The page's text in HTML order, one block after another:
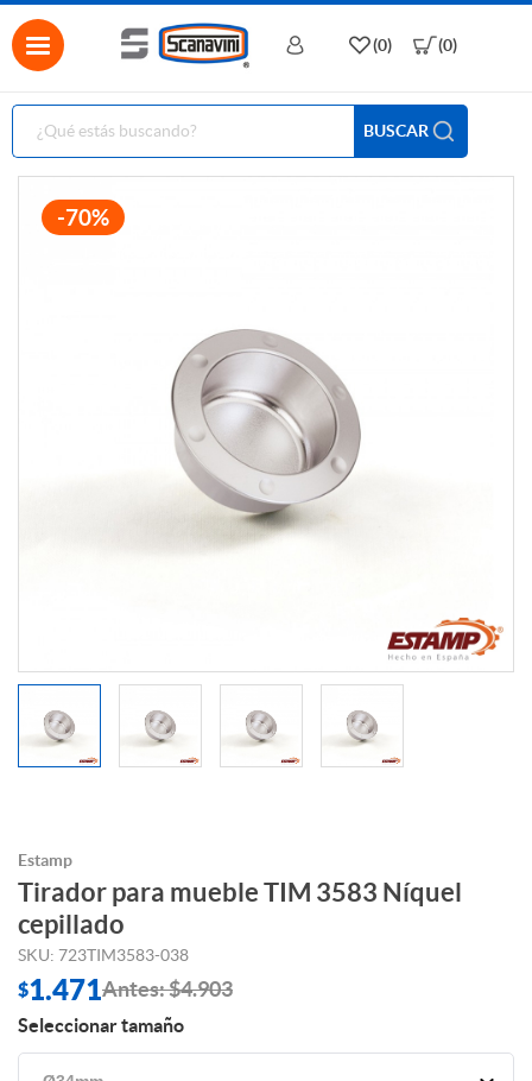
BUSCAR
(0) (0)
-70%
Estamp
Tirador para mueble TIM 3583 Níquel
cepillado
SKU: 723TIM3583-038
$1.471Antes: $4.903
Seleccionar tamaño